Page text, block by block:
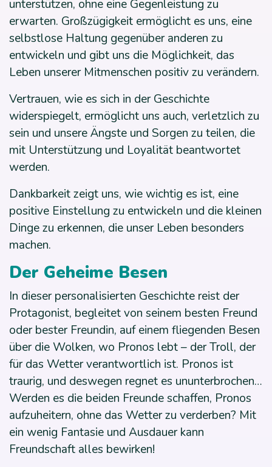
unterstützen, ohne eine Gegenleistung zu
erwarten. Großzügigkeit ermöglicht es uns, eine
selbstlose Haltung gegenüber anderen zu
entwickeln und gibt uns die Möglichkeit, das
Leben unserer Mitmenschen positiv zu verändern.
Vertrauen, wie es sich in der Geschichte
widerspiegelt, ermöglicht uns auch, verletzlich zu
sein und unsere Ängste und Sorgen zu teilen, die
mit Unterstützung und Loyalität beantwortet
werden.
Dankbarkeit zeigt uns, wie wichtig es ist, eine
positive Einstellung zu entwickeln und die kleinen
Dinge zu erkennen, die unser Leben besonders
machen.
Der Geheime Besen
In dieser personalisierten Geschichte reist der
Protagonist, begleitet von seinem besten Freund
oder bester Freundin, auf einem fliegenden Besen
über die Wolken, wo Pronos lebt – der Troll, der
für das Wetter verantwortlich ist. Pronos ist
traurig, und deswegen regnet es ununterbrochen…
Werden es die beiden Freunde schaffen, Pronos
aufzuheitern, ohne das Wetter zu verderben? Mit
ein wenig Fantasie und Ausdauer kann
Freundschaft alles bewirken!